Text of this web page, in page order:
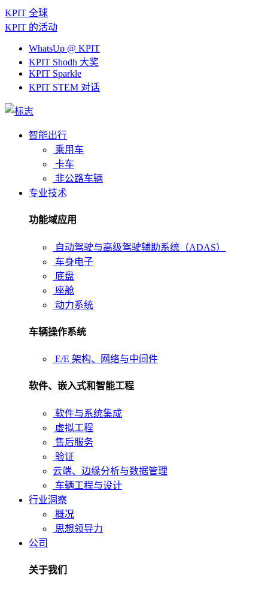
KPIT 全球
KPIT 的活动
WhatsUp @ KPIT
KPIT Shodh 大奖
KPIT Sparkle
KPIT STEM 对话
智能出行
乘用车
卡车
非公路车辆
专业技术
功能域应用
自动驾驶与高级驾驶辅助系统（ADAS）
车身电子
底盘
座舱
动力系统
车辆操作系统
E/E 架构、网络与中间件
软件、嵌入式和智能工程
软件与系统集成
虚拟工程
售后服务
验证
云端、边缘分析与数据管理
车辆工程与设计
行业洞察
概况
思想领导力
公司
关于我们